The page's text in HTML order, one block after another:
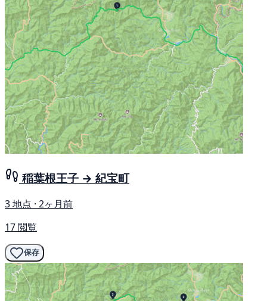
稲葉根王子 → 紀宝町
3 地点 · 2ヶ月前
17 閲覧
保存